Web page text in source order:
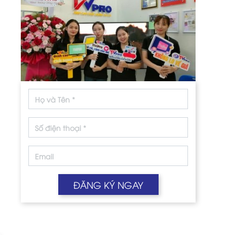
ĐĂNG KÝ NGAY